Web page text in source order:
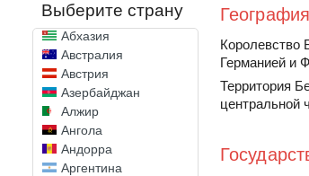
Выберите страну
Абхазия
Австралия
Австрия
Азербайджан
Алжир
Ангола
Андорра
Аргентина
Королевство
Германией и
Территория
центральной